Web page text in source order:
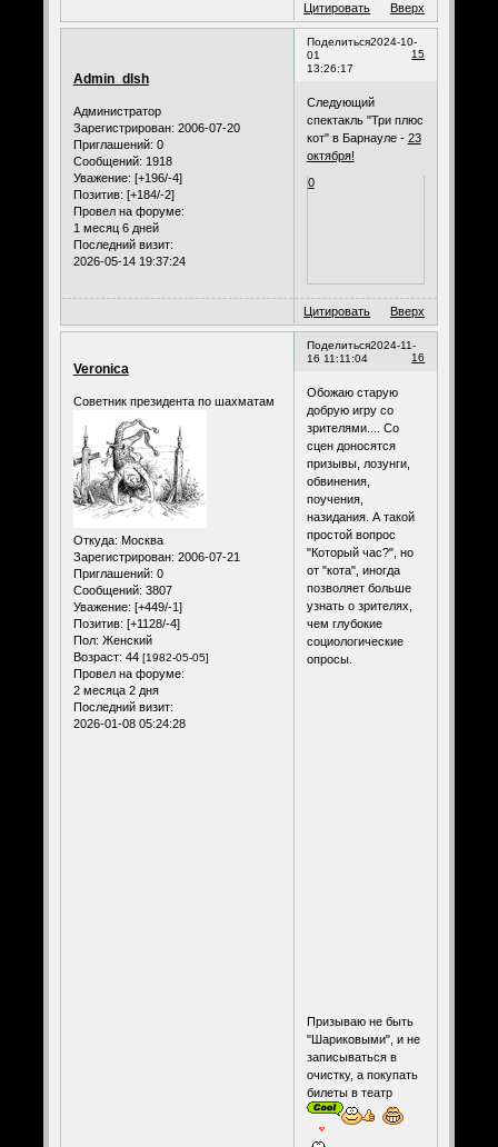
Цитировать Вверх
Поделиться
15
2024-10-
01
13:26:17
Admin_dlsh
Администратор
Зарегистрирован: 2006-07-20
Приглашений: 0
Сообщений: 1918
Уважение: [+196/-4]
Позитив: [+184/-2]
Провел на форуме:
1 месяц 6 дней
Последний визит:
2026-05-14 19:37:24
Следующий
спектакль "Три плюс
кот" в Барнауле - 23
октября!
0
Цитировать Вверх
Поделиться
16
2024-11-
16 11:11:04
Veronica
Советник президента по шахматам
Откуда: Москва
Зарегистрирован: 2006-07-21
Приглашений: 0
Сообщений: 3807
Уважение: [+449/-1]
Позитив: [+1128/-4]
Пол: Женский
Возраст: 44 [1982-05-05]
Провел на форуме:
2 месяца 2 дня
Последний визит:
2026-01-08 05:24:28
Обожаю старую
добрую игру со
зрителями.... Со
сцен доносятся
призывы, лозунги,
обвинения,
поучения,
назидания. А такой
простой вопрос
"Который час?", но
от "кота", иногда
позволяет больше
узнать о зрителях,
чем глубокие
социологические
опросы.
Призываю не быть
"Шариковыми", и не
записываться в
очистку, а покупать
билеты в театр